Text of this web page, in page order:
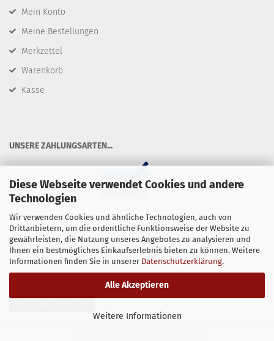
Diese Webseite verwendet Cookies und andere
Technologien
Wir verwenden Cookies und ähnliche Technologien, auch von
Drittanbietern, um die ordentliche Funktionsweise der Website zu
gewährleisten, die Nutzung unseres Angebotes zu analysieren und
Ihnen ein bestmögliches Einkaufserlebnis bieten zu können. Weitere
Informationen finden Sie in unserer Datenschutzerklärung.
Alle Akzeptieren
Weitere Informationen
Mein Konto
Meine Bestellungen
Merkzettel
Warenkorb
Kasse
​UNSERE ZAHLUNGSARTEN...